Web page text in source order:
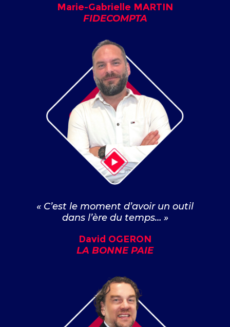
Marie-Gabrielle MARTIN
FIDECOMPTA
« C’est le moment d’avoir un outil
dans l’ère du temps… »
David OGERON
LA BONNE PAIE